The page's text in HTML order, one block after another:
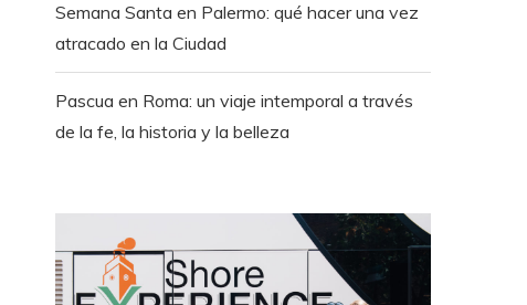
Semana Santa en Palermo: qué hacer una vez
atracado en la Ciudad
Pascua en Roma: un viaje intemporal a través
de la fe, la historia y la belleza